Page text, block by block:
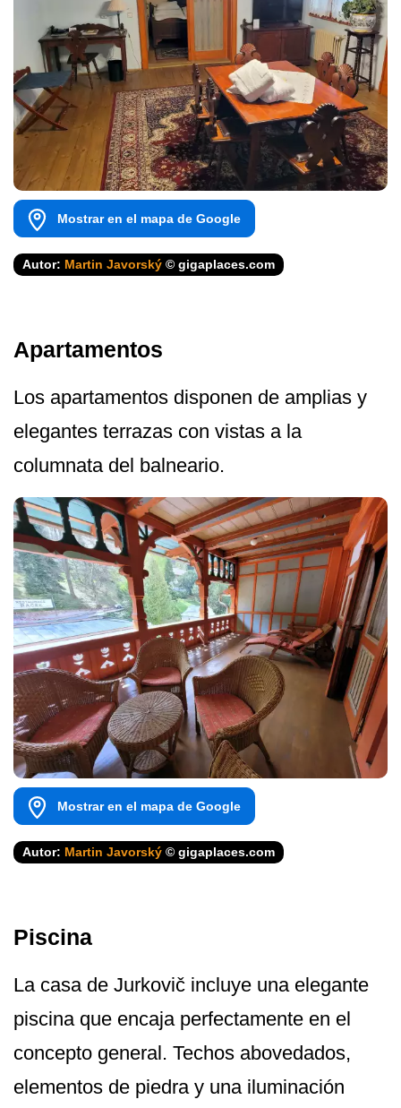
Mostrar en el mapa de Google
Autor: Martin Javorský © gigaplaces.com
Apartamentos
Los apartamentos disponen de amplias y
elegantes terrazas con vistas a la
columnata del balneario.
Mostrar en el mapa de Google
Autor: Martin Javorský © gigaplaces.com
Piscina
La casa de Jurkovič incluye una elegante
piscina que encaja perfectamente en el
concepto general. Techos abovedados,
elementos de piedra y una iluminación